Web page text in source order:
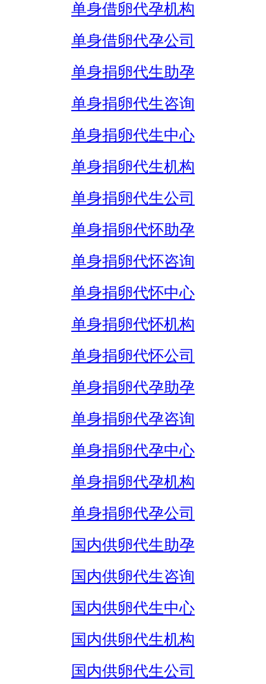
单身借卵代孕机构
单身借卵代孕公司
单身捐卵代生助孕
单身捐卵代生咨询
单身捐卵代生中心
单身捐卵代生机构
单身捐卵代生公司
单身捐卵代怀助孕
单身捐卵代怀咨询
单身捐卵代怀中心
单身捐卵代怀机构
单身捐卵代怀公司
单身捐卵代孕助孕
单身捐卵代孕咨询
单身捐卵代孕中心
单身捐卵代孕机构
单身捐卵代孕公司
国内供卵代生助孕
国内供卵代生咨询
国内供卵代生中心
国内供卵代生机构
国内供卵代生公司